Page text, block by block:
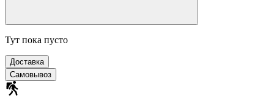
Тут пока пусто
Доставка
Самовывоз